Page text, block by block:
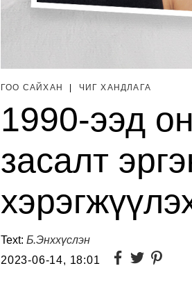
ГОО САЙХАН ЧИГ ХАНДЛАГА
1990-ээд
засалт
Text: Б.Энххүслэн
2023-06-14, 18:01